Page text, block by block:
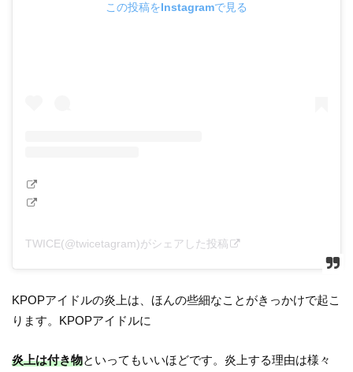
この投稿をInstagramで見る
TWICE(@twicetagram)がシェアした投稿
KPOPアイドルの炎上は、ほんの些細なことがきっかけで起こ
ります。KPOPアイドルに
炎上は付き物といってもいいほどです。炎上する理由は様々